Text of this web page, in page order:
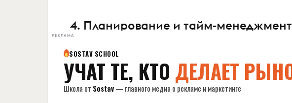
4. Планирование и тайм-менеджмент
РЕКЛАМА